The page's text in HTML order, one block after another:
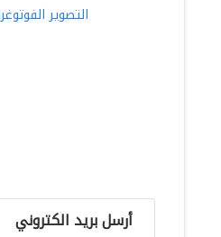
التصوير
أرسل بريد الكتروني